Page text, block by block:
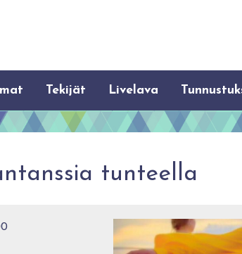
Tekijät Livelava
tunteella